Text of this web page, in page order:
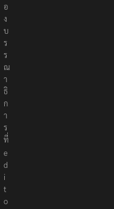
ง
บ
ร
ร
ณ
า
ธิ
ก
า
ร
ที่
e
d
i
t
o
r